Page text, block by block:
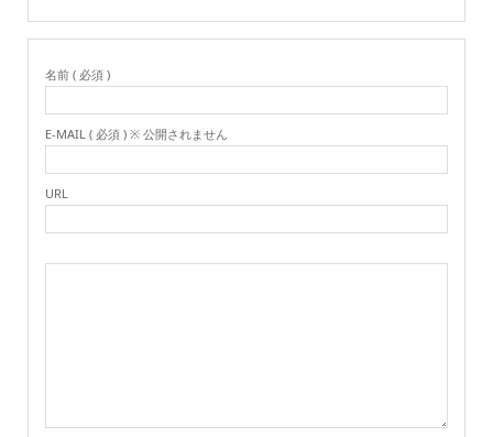
名前 ( 必須 )
E-MAIL ( 必須 ) ※ 公開されません
URL